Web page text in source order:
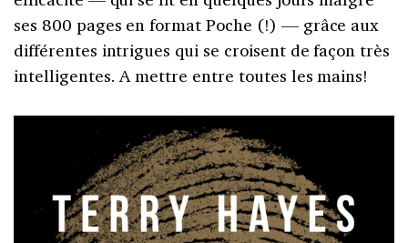
ses 800 pages en format Poche (!) — grâce aux
différentes intrigues qui se croisent de façon très
intelligentes. A mettre entre toutes les mains!